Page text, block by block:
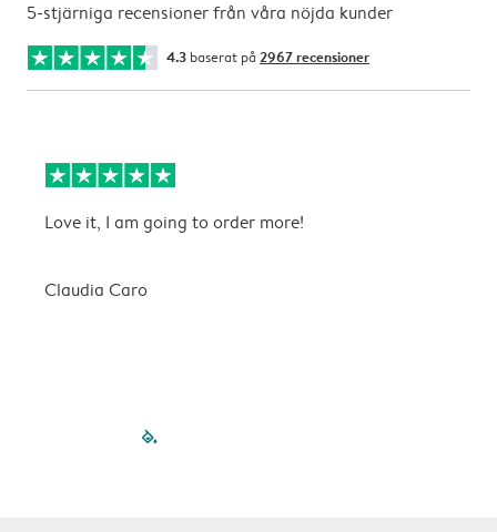
5-stjärniga recensioner från våra nöjda kunder
4.3 baserat på 2967 recensioner
Love it, I am going to order more!
Claudia Caro
filled-pagination